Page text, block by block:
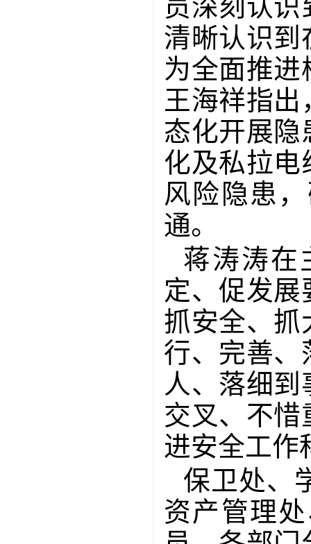
员深刻认
清晰认识到
为全面推
王海祥指
态化开展隐
化及私拉电
风险隐患
通。
蒋涛涛在
定、促发
抓安全、抓
行、完善、
人、落细
交叉、不惜
进安全工作
保卫处、
资产管理